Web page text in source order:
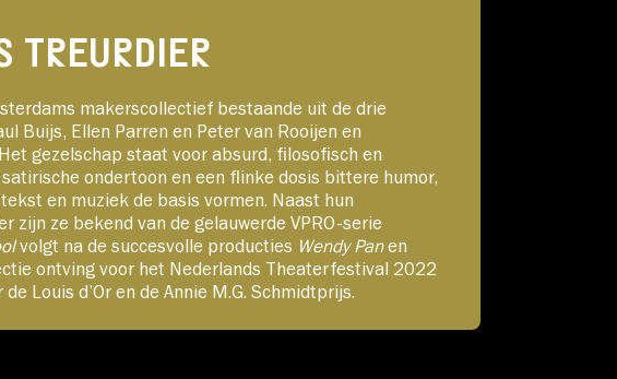
TREURDIER
makerscollectief bestaande uit de drie
Buijs, Ellen Parren en Peter van Rooijen en
gezelschap staat voor absurd, filosofisch en
ondertoon en een flinke dosis bittere humor,
en muziek de basis vormen. Naast hun
zijn ze bekend van de gelauwerde VPRO-serie
volgt na de succesvolle producties Wendy Panen
ontving voor het Nederlands Theaterfestival 2022
Louis d’Or en de Annie M.G. Schmidtprijs.